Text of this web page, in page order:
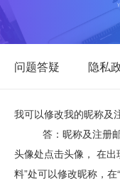
问题答疑 隐私
我可以修改我的昵称及
答：昵称及注册邮
头像处点击头像， 在
料”处可以修改昵称，在